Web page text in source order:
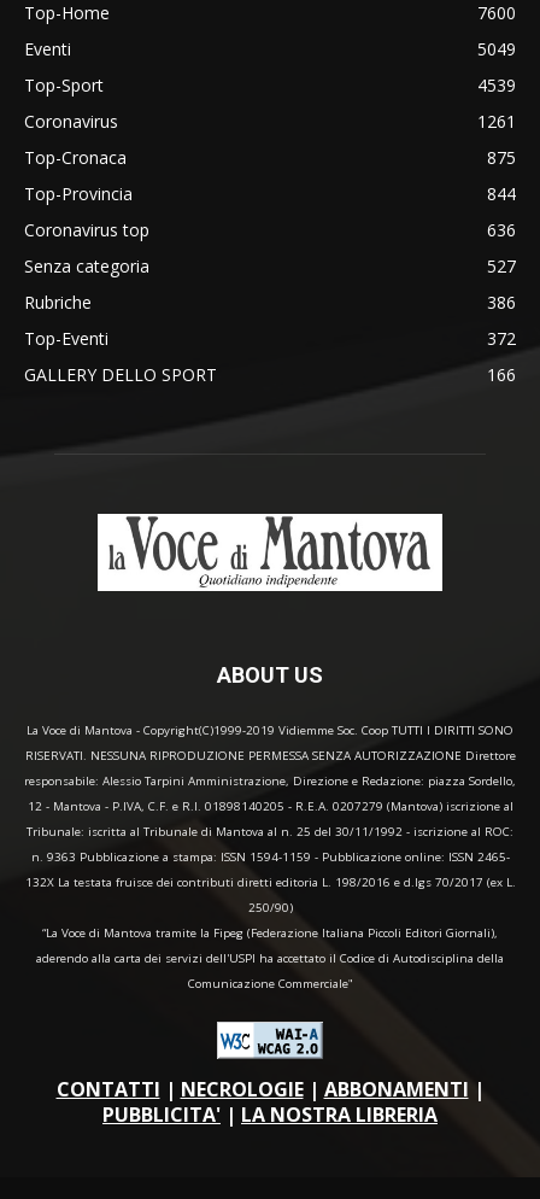
Top-Home
7600
Eventi
5049
Top-Sport
4539
Coronavirus
1261
Top-Cronaca
875
Top-Provincia
844
Coronavirus top
636
Senza categoria
527
Rubriche
386
Top-Eventi
372
GALLERY DELLO SPORT
166
ABOUT US
La Voce di Mantova - Copyright(C)1999-2019 Vidiemme Soc. Coop TUTTI I DIRITTI SONO
RISERVATI. NESSUNA RIPRODUZIONE PERMESSA SENZA AUTORIZZAZIONE Direttore
responsabile: Alessio Tarpini Amministrazione, Direzione e Redazione: piazza Sordello,
12 - Mantova - P.IVA, C.F. e R.I. 01898140205 - R.E.A. 0207279 (Mantova) iscrizione al
Tribunale: iscritta al Tribunale di Mantova al n. 25 del 30/11/1992 - iscrizione al ROC:
n. 9363 Pubblicazione a stampa: ISSN 1594-1159 - Pubblicazione online: ISSN 2465-
132X La testata fruisce dei contributi diretti editoria L. 198/2016 e d.lgs 70/2017 (ex L.
250/90)
“La Voce di Mantova tramite la Fipeg (Federazione Italiana Piccoli Editori Giornali),
aderendo alla carta dei servizi dell'USPI ha accettato il Codice di Autodisciplina della
Comunicazione Commerciale"
CONTATTI | NECROLOGIE| ABBONAMENTI |
PUBBLICITA' | LA NOSTRA LIBRERIA